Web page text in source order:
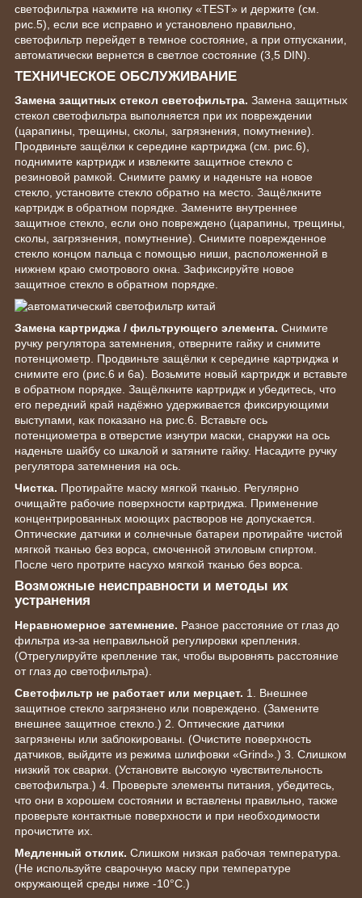
светофильтра нажмите на кнопку «TEST» и держите (см.
рис.5), если все исправно и установлено правильно,
светофильтр перейдет в темное состояние, а при отпускании,
автоматически вернется в светлое состояние (3,5 DIN).
ТЕХНИЧЕСКОЕ ОБСЛУЖИВАНИЕ
Замена защитных стекол светофильтра. Замена защитных
стекол светофильтра выполняется при их повреждении
(царапины, трещины, сколы, загрязнения, помутнение).
Продвиньте защёлки к середине картриджа (см. рис.6),
поднимите картридж и извлеките защитное стекло с
резиновой рамкой. Снимите рамку и наденьте на новое
стекло, установите стекло обратно на место. Защёлкните
картридж в обратном порядке. Замените внутреннее
защитное стекло, если оно повреждено (царапины, трещины,
сколы, загрязнения, помутнение). Снимите поврежденное
стекло концом пальца с помощью ниши, расположенной в
нижнем краю смотрового окна. Зафиксируйте новое
защитное стекло в обратном порядке.
Замена картриджа / фильтрующего элемента. Снимите
ручку регулятора затемнения, отверните гайку и снимите
потенциометр. Продвиньте защёлки к середине картриджа и
снимите его (рис.6 и 6а). Возьмите новый картридж и вставьте
в обратном порядке. Защёлкните картридж и убедитесь, что
его передний край надёжно удерживается фиксирующими
выступами, как показано на рис.6. Вставьте ось
потенциометра в отверстие изнутри маски, снаружи на ось
наденьте шайбу со шкалой и затяните гайку. Насадите ручку
регулятора затемнения на ось.
Чистка. Протирайте маску мягкой тканью. Регулярно
очищайте рабочие поверхности картриджа. Применение
концентрированных моющих растворов не допускается.
Оптические датчики и солнечные батареи протирайте чистой
мягкой тканью без ворса, смоченной этиловым спиртом.
После чего протрите насухо мягкой тканью без ворса.
Возможные неисправности и методы их
устранения
Неравномерное затемнение. Разное расстояние от глаз до
фильтра из-за неправильной регулировки крепления.
(Отрегулируйте крепление так, чтобы выровнять расстояние
от глаз до светофильтра).
Светофильтр не работает или мерцает. 1. Внешнее
защитное стекло загрязнено или повреждено. (Замените
внешнее защитное стекло.) 2. Оптические датчики
загрязнены или заблокированы. (Очистите поверхность
датчиков, выйдите из режима шлифовки «Grind».) 3. Слишком
низкий ток сварки. (Установите высокую чувствительность
светофильтра.) 4. Проверьте элементы питания, убедитесь,
что они в хорошем состоянии и вставлены правильно, также
проверьте контактные поверхности и при необходимости
прочистите их.
Медленный отклик. Слишком низкая рабочая температура.
(Не используйте сварочную маску при температуре
окружающей среды ниже -10°С.)